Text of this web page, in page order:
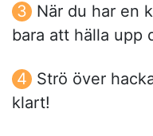
När du har en
bara att hälla upp
Strö över
klart!